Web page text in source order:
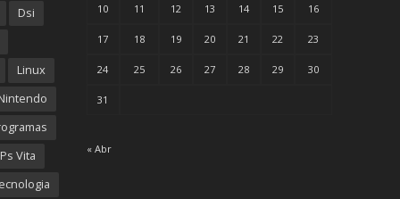
Dsi
Linux
Ps Vita
10 11 12 13 14 15 16
17 18 19 20 21 22 23
24 25 26 27 28 29 30
31
« Abr